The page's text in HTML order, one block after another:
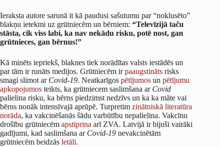
Ieraksta autore sarunā it kā paudusi sašutumu par “noklusēto”
blakņu ietekmi uz grūtniecēm un bērniem: “Televīzijā taču
stāsta, cik viss labi, ka nav nekādu risku, potē nost, gan
grūtnieces, gan bērnus!”
Kā minēts iepriekš, blaknes tiek norādītas valsts iestādēs un
par tām ir runāts medijos. Grūtniecēm irpaaugstināts risks
smagi slimot ar Covid-19. Neatkarīgos pētījumos un pētījumu
apkopojumos teikts, ka grūtniecem saslimšana ar Covid
palielina risku, ka bērns piedzimst nedzīvs un ka ka māte vai
bērns nonāk intensīvajā aprūpē. Turpretim zinātniskā literatūra
norāda, ka vakcinēšanās šādu varbūtību nepalielina. Vakcīnu
drošību grūtniecēm apstiprina arī ZVA. Latvijā ir bijuši vairāki
gadījumi, kad saslimšana ar Covid-19 nevakcinētām
grūtniecēm beidzās letāli.